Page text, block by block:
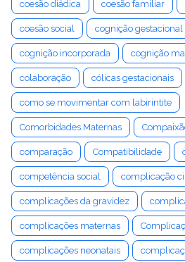
coesão diádica coesão familiar
coesão social cognição gestacional
cognição incorporada cognição
colaboração cólicas gestacionais
como se movimentar com labirintite
Comorbidades Maternas
comparação Compatibilidade
competência social complicação
complicações da gravidez
complicações maternas
complicações neonatais